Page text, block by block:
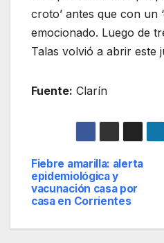
croto’ antes que con un
emocionado. Luego de
Talas volvió a abrir este
Fuente: Clarín
Navegación
de
entradas
Fiebre amarilla: alerta
epidemiológica y
vacunación casa por
casa en Corrientes